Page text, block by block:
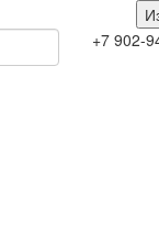
+7 902-